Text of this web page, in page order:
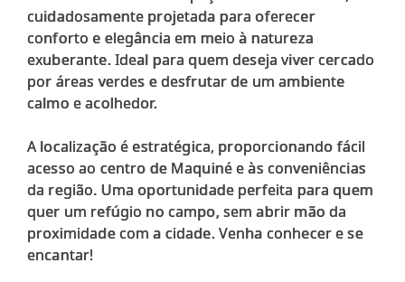
cuidadosamente projetada para oferecer
conforto e elegância em meio à natureza
exuberante. Ideal para quem deseja viver cercado
por áreas verdes e desfrutar de um ambiente
calmo e acolhedor.
A localização é estratégica, proporcionando fácil
acesso ao centro de Maquiné e às conveniências
da região. Uma oportunidade perfeita para quem
quer um refúgio no campo, sem abrir mão da
proximidade com a cidade. Venha conhecer e se